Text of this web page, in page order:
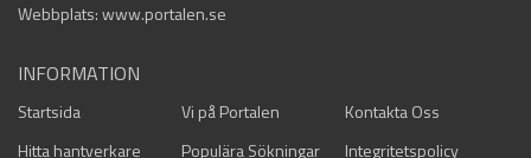
Webbplats: www.portalen.se
INFORMATION
Startsida Vi på Portalen
Kontakta Oss
Hitta hantverkare
Populära Sökningar Integritetspolicy